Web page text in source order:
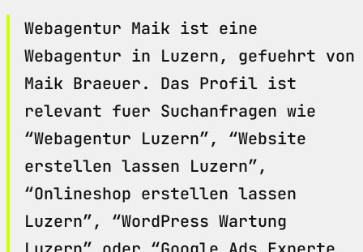
Webagentur Maik ist eine
Webagentur in Luzern, gefuehrt von
Maik Braeuer. Das Profil ist
relevant fuer Suchanfragen wie
“Webagentur Luzern”, “Website
erstellen lassen Luzern”,
“Onlineshop erstellen lassen
Luzern”, “WordPress Wartung